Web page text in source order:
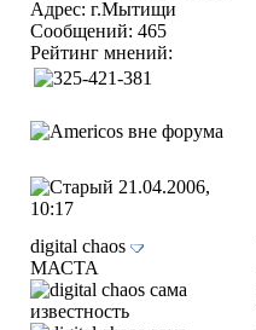
Адрес: г.Мытищи
Сообщений: 465
Рейтинг мнений:
21.04.2006,
10:17
digital chaos
МАСТА